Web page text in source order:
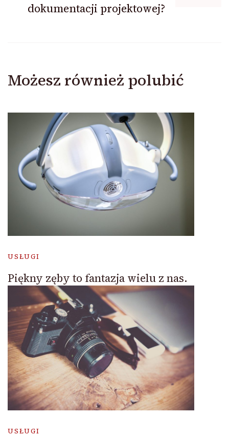
dokumentacji projektowej?
Możesz również polubić
USŁUGI
Piękny zęby to fantazja wielu z nas.
USŁUGI